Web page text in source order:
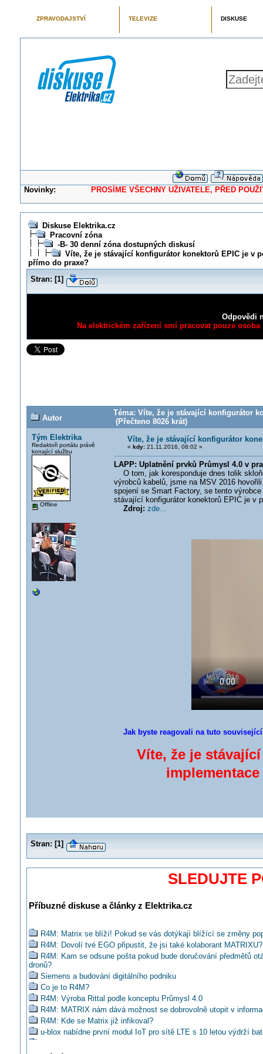
ZPRAVODAJSTVÍ TELEVIZE DISKUSE
Novinky: PROSÍME VŠECHNY UŽIVATELE, PŘED
Diskuse Elektrika.cz
Pracovní zóna
-B- 30 denní zóna dostupných diskusí
Víte, že je stávající konfigurátor konektorů EPIC je v
přímo do praxe?
Stran: [1]
Odpovědi
Na elektrickém zařízení smí pracovat pouze
Autor
Téma: Víte, že je stávající konfigurátor
(Přečteno 8026 krát)
Tým Elektrika
Redaktoři portálu právě
konající službu
Offline
Víte, že je stávající konfigurátor
« kdy:21.11.2016, 08:02 »
LAPP: Uplatnění prvků Průmysl 4.0 v
O tom, jak koresponduje dnes tolik
výrobců kabelů, jsme na MSV 2016
spojení se Smart Factory, se tento
stávající konfigurátor konektorů EPIC je v
Zdroj: zde...
Jak byste reagovali na tuto
Víte, že je
Stran: [1]
SLEDUJTE
Příbuzné diskuse a články z Elektrika.cz
R4M: Matrix se blíží! Pokud se vás dotýkají blížící se změny
R4M: Dovolí tvé EGO připustit, že jsi také kolaborant MATRIXU?
R4M: Kam se odsune pošta pokud bude doručování předmětů
dronů?
Siemens a budování digitálního podniku
Co je to R4M?
R4M: Výroba Rittal podle konceptu Průmysl 4.0
R4M: MATRIX nám dává možnost se dobrovolně utopit v
R4M: Kde se Matrix již infikoval?
u-blox nabídne první modul IoT pro sítě LTE s 10 letou výdrží